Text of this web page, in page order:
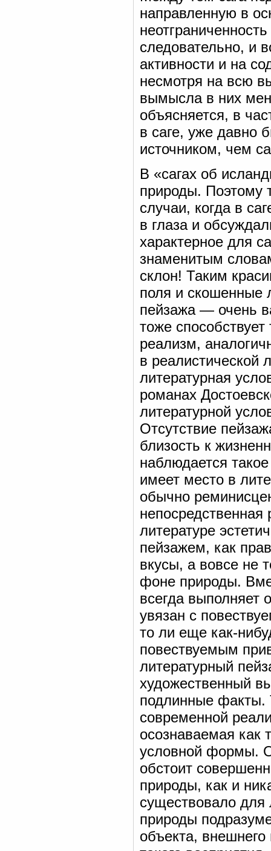
направленную в
следовательно, и
активности и на
несмотря на всю
вымысла в них
объясняется, в
в саге, уже давно
источником, чем
В «сагах об
природы. Поэтому
случаи, когда в
в глаза и
характерное для
знаменитым
склон! Таким
поля и скошенные
пейзажа — очень
тоже способствует
реализм,
в реалистической
литературная
романах
литературной
Отсутствие
близость к
наблюдается
имеет место в
обычно
литературе
пейзажем, как
вкусы, а вовсе не
фоне природы.
всегда выполняет
увязан с
то ли еще как-
повествуемым
литературный
художественный
подлинные факты.
современной
осознаваемая как
условной формы.
обстоит
природы, как и
существовало для
природы
объекта,